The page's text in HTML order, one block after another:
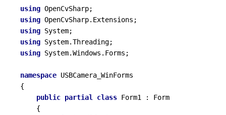
using
using
using
using
using System.Windows.Forms;
namespace USBCamera_WinForms
{
public partial class Form1 : Form
    {